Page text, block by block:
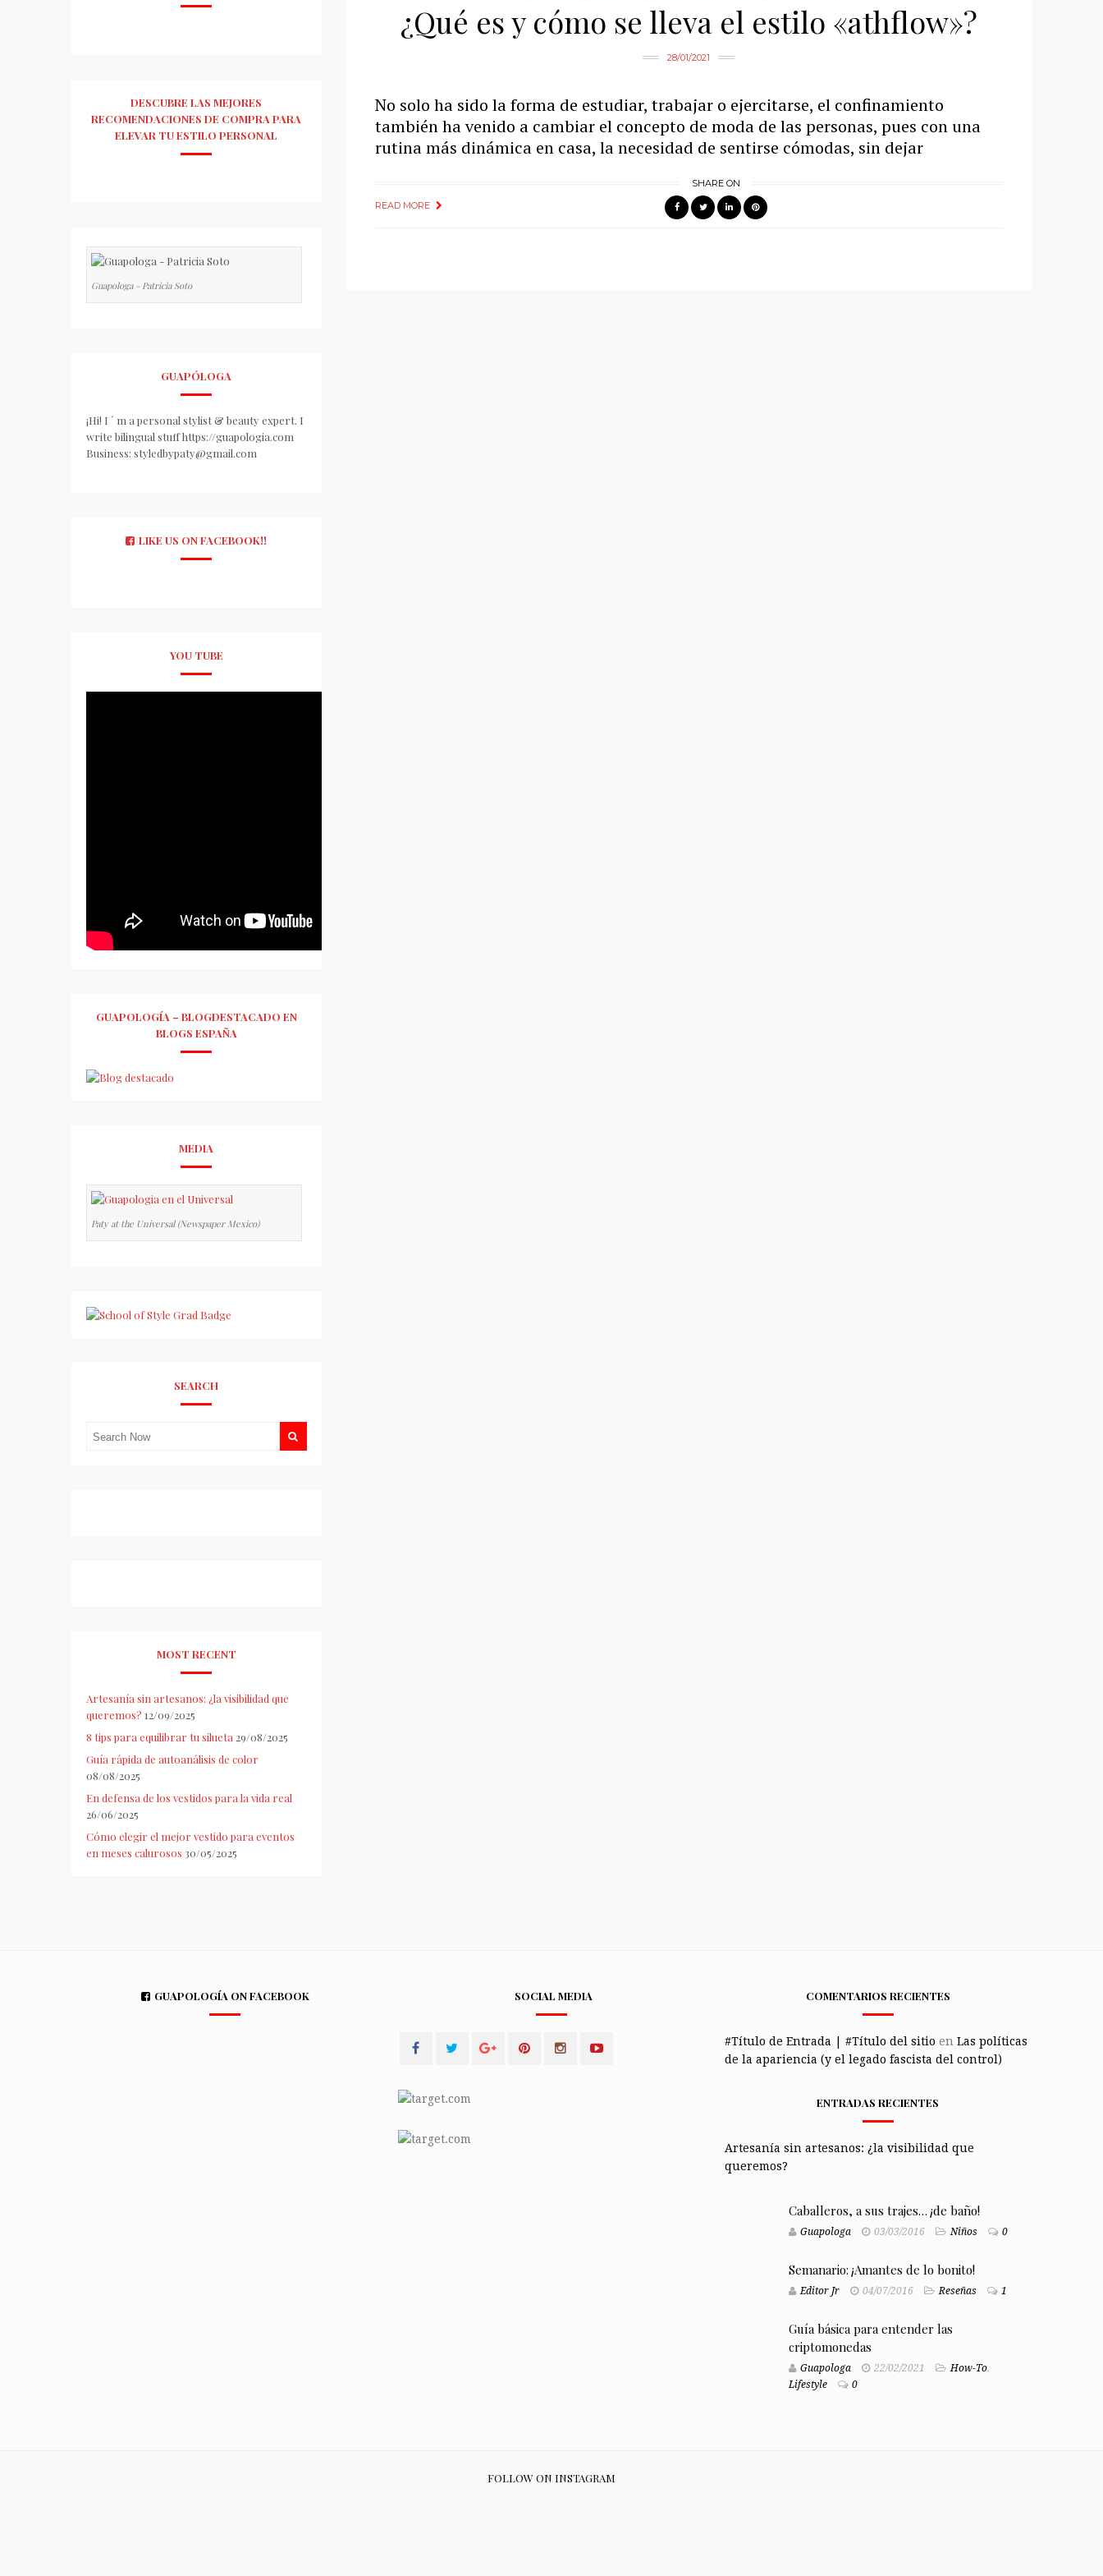
¿Qué es y cómo se lleva el estilo «athflow»?
28/01/2021
No solo ha sido la forma de estudiar, trabajar o ejercitarse, el confinamiento
también ha venido a cambiar el concepto de moda de las personas, pues con una
rutina más dinámica en casa, la necesidad de sentirse cómodas, sin dejar
READ MORE
SHARE ON
DESCUBRE LAS MEJORES
RECOMENDACIONES DE COMPRA PARA
ELEVAR TU ESTILO PERSONAL
Guapologa - Patricia Soto
GUAPÓLOGA
¡Hi! I ´ m a personal stylist & beauty expert. I
write bilingual stuff https://guapologia.com
Business: styledbypaty@gmail.com
LIKE US ON FACEBOOK!!
YOU TUBE
GUAPOLOGÍA – BLOGDESTACADO EN
BLOGS ESPAÑA
MEDIA
Paty at the Universal (Newspaper Mexico)
SEARCH
MOST RECENT
Artesanía sin artesanos: ¿la visibilidad que
queremos? 12/09/2025
8 tips para equilibrar tu silueta 29/08/2025
Guía rápida de autoanálisis de color
08/08/2025
En defensa de los vestidos para la vida real
26/06/2025
Cómo elegir el mejor vestido para eventos
en meses calurosos 30/05/2025
GUAPOLOGÍA ON FACEBOOK SOCIAL MEDIA COMENTARIOS RECIENTES
#Título de Entrada | #Título del sitio en Las políticas
de la apariencia (y el legado fascista del control)
ENTRADAS RECIENTES
Artesanía sin artesanos: ¿la visibilidad que
queremos?
Caballeros, a sus trajes… ¡de baño!
Guapologa 03/03/2016 Niños 0
Semanario: ¡Amantes de lo bonito!
Editor Jr 04/07/2016 Reseñas 1
Guía básica para entender las
criptomonedas
Guapologa 22/02/2021 How-To,
Lifestyle
0
FOLLOW ON INSTAGRAM